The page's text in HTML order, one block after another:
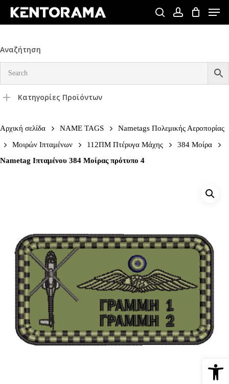
Skip
content
searchaccount
Menu
Αναζήτηση
Κατηγορίες Προϊόντων
Αρχική σελίδα NAME TAGS
Nametags Πολεμικής Αεροπορίας
Μοιρών Ιπταμένων
112ΠΜ Πτέρυγα Μάχης
384 Μοίρα
Nametag Ιπταμένου 384 Μοίρας πρότυπο 4